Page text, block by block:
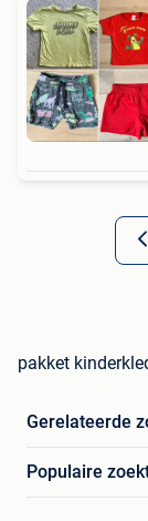
pakket
Gerelateerde
Populaire